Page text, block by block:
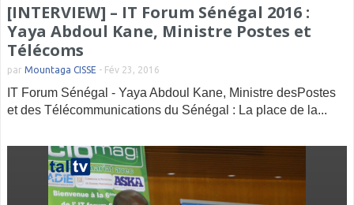
[INTERVIEW] – IT Forum Sénégal 2016 :
Yaya Abdoul Kane, Ministre Postes et
Télécoms
par Mountaga CISSE - Fév 23, 2016
IT Forum Sénégal - Yaya Abdoul Kane, Ministre desPostes
et des Télécommunications du Sénégal : La place de la...